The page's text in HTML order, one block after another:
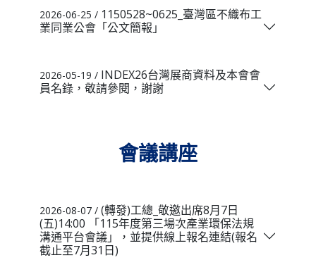
2026-06-25 / 1150528~0625_臺灣區不織布工
業同業公會「公文簡報」
2026-05-19 / INDEX26台灣展商資料及本會會
員名錄，敬請參閱，謝謝
會議講座
2026-08-07 / (轉發)工總_敬邀出席8月7日
(五)14:00 「115年度第三場次產業環保法規
溝通平台會議」，並提供線上報名連結(報名
截止至7月31日)